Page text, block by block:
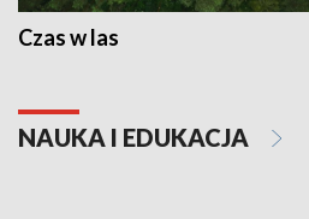
Czas w las
NAUKA I EDUKACJA